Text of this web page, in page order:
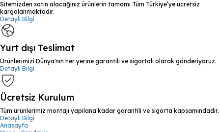
Sitemizden satın alacağınız ürünlerin tamamı Tüm Türkiye’ye ücretsiz
kargolanmaktadır.
Detaylı Bilgi
Yurt dışı Teslimat
Ürünlerimizi Dünya'nın her yerine garantili ve sigortalı olarak gönderiyoruz.
Detaylı Bilgi
Ücretsiz Kurulum
Tüm ürünlerimiz montajı yapılana kadar garantili ve sigorta kapsamındadır.
Detaylı Bilgi
Anasayfa